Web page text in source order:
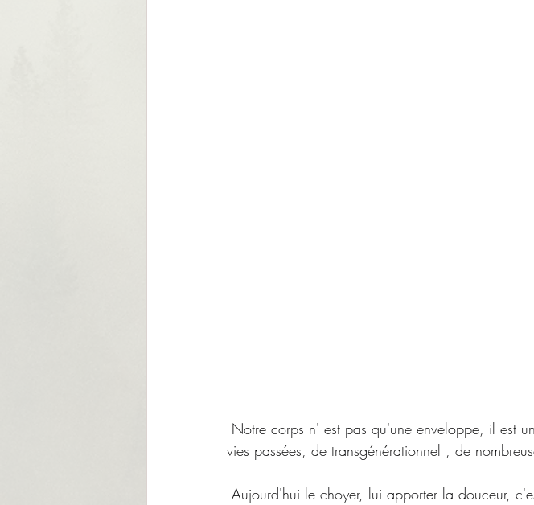
Notre corps n' est pas qu'une enveloppe, il est
vies passées, de transgénérationnel , de
Aujourd'hui le choyer, lui apporter la douceur,